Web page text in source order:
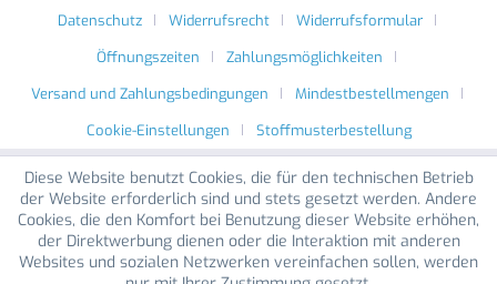
Datenschutz
Widerrufsrecht
Widerrufsformular
Öffnungszeiten
Zahlungsmöglichkeiten
Versand und Zahlungsbedingungen
Mindestbestellmengen
Cookie-Einstellungen
Stoffmusterbestellung
Diese Website benutzt Cookies, die für den technischen Betrieb
der Website erforderlich sind und stets gesetzt werden. Andere
Cookies, die den Komfort bei Benutzung dieser Website erhöhen,
der Direktwerbung dienen oder die Interaktion mit anderen
Websites und sozialen Netzwerken vereinfachen sollen, werden